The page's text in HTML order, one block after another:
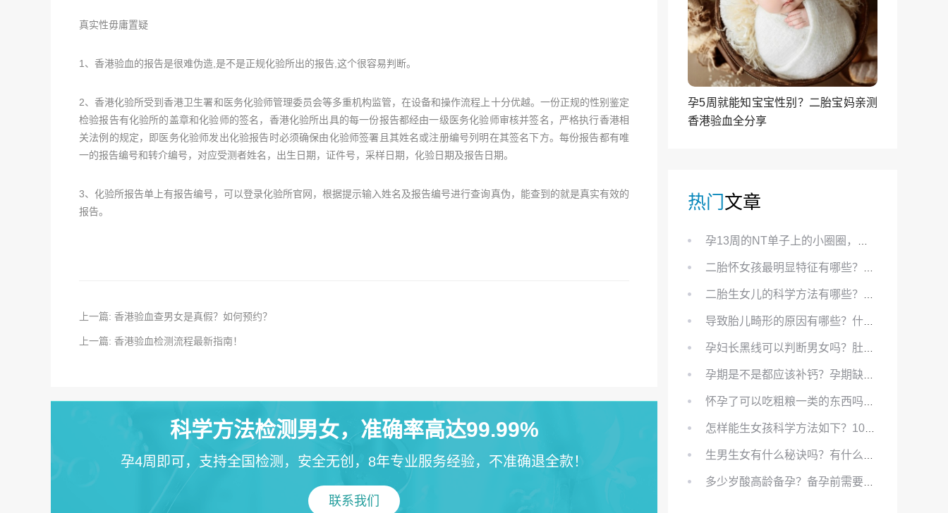
真实性毋庸置疑
1、香港验血的报告是很难伪造,是不是正规化验所出的报告,这个很容易判断。
2、香港化验所受到香港卫生署和医务化验师管理委员会等多重机构监管，在设备和操作流程上十分优越。一份正规的性别鉴定
检验报告有化验所的盖章和化验师的签名，香港化验所出具的每一份报告都经由一级医务化验师审核并签名，严格执行香港相
关法例的规定，即医务化验师发出化验报告时必须确保由化验师签署且其姓名或注册编号列明在其签名下方。每份报告都有唯
一的报告编号和转介编号，对应受测者姓名，出生日期，证件号，采样日期，化验日期及报告日期。
3、化验所报告单上有报告编号，可以登录化验所官网，根据提示输入姓名及报告编号进行查询真伪，能查到的就是真实有效的
报告。
上一篇: 香港验血查男女是真假？如何预约？
上一篇: 香港验血检测流程最新指南！
科学方法检测男女，准确率高达99.99%
孕4周即可，支持全国检测，安全无创，8年专业服务经验，不准确退全款！
联系我们
孕5周就能知宝宝性别？二胎宝妈亲测
香港验血全分享
热门文章